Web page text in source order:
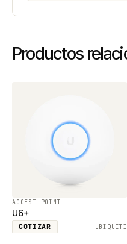
Productos
ACCEST POINT
U6+
COTIZAR UBIQUITI